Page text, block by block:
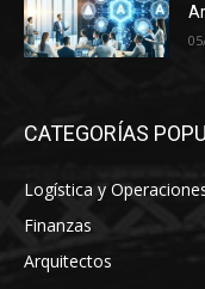
CATEGORÍAS
Logística y
Finanzas
Arquitectos